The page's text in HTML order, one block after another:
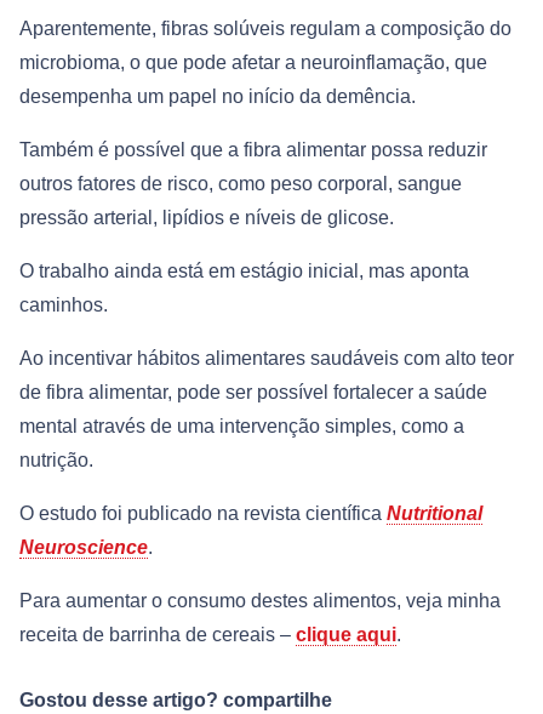
Aparentemente, fibras solúveis regulam a composição do
microbioma, o que pode afetar a neuroinflamação, que
desempenha um papel no início da demência.
Também é possível que a fibra alimentar possa reduzir
outros fatores de risco, como peso corporal, sangue
pressão arterial, lipídios e níveis de glicose.
O trabalho ainda está em estágio inicial, mas aponta
caminhos.
Ao incentivar hábitos alimentares saudáveis com alto teor
de fibra alimentar, pode ser possível fortalecer a saúde
mental através de uma intervenção simples, como a
nutrição.
O estudo foi publicado na revista científica Nutritional
Neuroscience.
Para aumentar o consumo destes alimentos, veja minha
receita de barrinha de cereais – clique aqui.
Gostou desse artigo? compartilhe